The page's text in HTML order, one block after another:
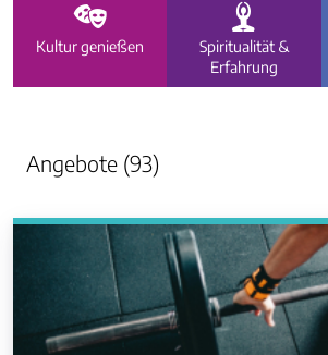
d
Kultur genießen
c
Spiritualität &
Erfahrung
Angebote (93)